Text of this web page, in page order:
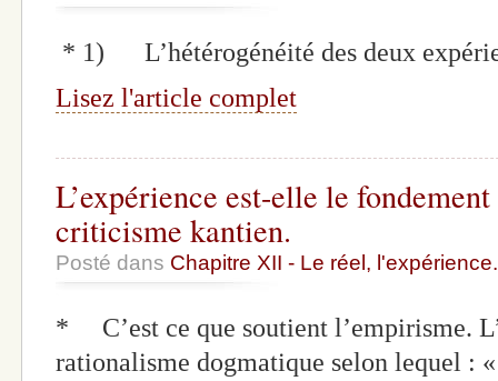
* 1) L’hétérogénéité des deux
Lisez l'article complet
L’expérience est-elle le
criticisme kantien.
Posté dans Chapitre XII - Le réel, l'expérience.
* C’est ce que soutient l’empirisme.
rationalisme dogmatique selon lequel :